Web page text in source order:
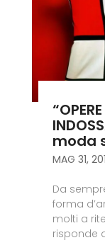
moda
MAG 31,
Da
forma
molti a
risponde